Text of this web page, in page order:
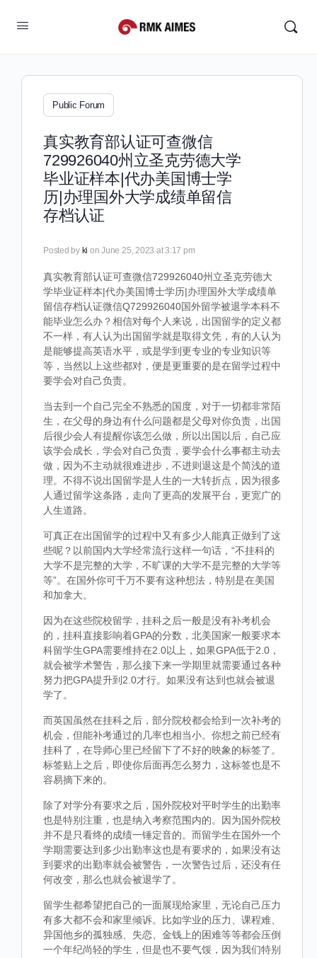
Public Forum
真实教育部认证可查微信
729926040州立圣克劳德大学
毕业证样本|代办美国博士学
历|办理国外大学成绩单留信
存档认证
Posted by ki on June 25, 2023 at 3:17 pm
真实教育部认证可查微信729926040州立圣克劳德大
学毕业证样本|代办美国博士学历|办理国外大学成绩单
留信存档认证微信Q729926040国外留学被退学本科不
能毕业怎么办？相信对每个人来说，出国留学的定义都
不一样，有人认为出国留学就是取得文凭，有的人认为
是能够提高英语水平，或是学到更专业的专业知识等
等，当然以上这些都对，便是更重要的是在留学过程中
要学会对自己负责。
当去到一个自己完全不熟悉的国度，对于一切都非常陌
生，在父母的身边有什么问题都是父母对你负责，出国
后很少会人有提醒你该怎么做，所以出国以后，自己应
该学会成长，学会对自己负责，要学会什么事都主动去
做，因为不主动就很难进步，不进则退这是个简浅的道
理。不得不说出国留学是人生的一大转折点，因为很多
人通过留学这条路，走向了更高的发展平台，更宽广的
人生道路。
可真正在出国留学的过程中又有多少人能真正做到了这
些呢？以前国内大学经常流行这样一句话，“不挂科的
大学不是完整的大学，不旷课的大学不是完整的大学等
等”。在国外你可千万不要有这种想法，特别是在美国
和加拿大。
因为在这些院校留学，挂科之后一般是没有补考机会
的，挂科直接影响着GPA的分数，北美国家一般要求本
科留学生GPA需要维持在2.0以上，如果GPA低于2.0，
就会被学术警告，那么接下来一学期里就需要通过各种
努力把GPA提升到2.0才行。如果没有达到也就会被退
学了。
而英国虽然在挂科之后，部分院校都会给到一次补考的
机会，但能补考通过的几率也相当小。你想之前已经有
挂科了，在导师心里已经留下了不好的映象的标签了。
标签贴上之后，即使你后面再怎么努力，这标签也是不
容易摘下来的。
除了对学分有要求之后，国外院校对平时学生的出勤率
也是特别注重，也是纳入考察范围内的。因为国外院校
并不是只看终的成绩一锤定音的。而留学生在国外一个
学期需要达到多少出勤率这也是有要求的，如果没有达
到要求的出勤率就会被警告，一次警告过后，还没有任
何改变，那么也就会被退学了。
留学生都希望把自己的一面展现给家里，无论自己压力
有多大都不会和家里倾诉。比如学业的压力、课程难、
异国他乡的孤独感、失恋、金钱上的困难等等都会压倒
一个年纪尚轻的学生，但是也不要气馁，因为我们特别